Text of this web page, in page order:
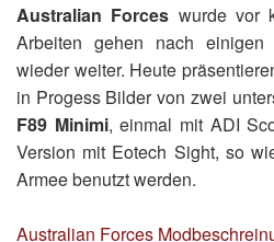
Australian Forces wurde vor
Arbeiten gehen nach einigen
wieder weiter. Heute
in Progess Bilder von zwei
F89 Minimi, einmal mit ADI
Version mit Eotech Sight, so
Armee benutzt werden.
Australian Forces